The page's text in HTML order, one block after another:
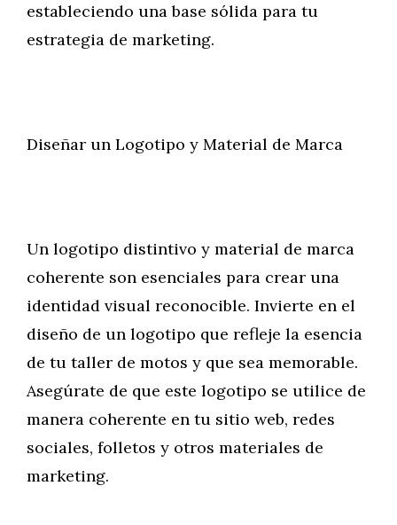
estableciendo una base sólida para tu
estrategia de marketing.
Diseñar un Logotipo y Material de Marca
Un logotipo distintivo y material de marca
coherente son esenciales para crear una
identidad visual reconocible. Invierte en el
diseño de un logotipo que refleje la esencia
de tu taller de motos y que sea memorable.
Asegúrate de que este logotipo se utilice de
manera coherente en tu sitio web, redes
sociales, folletos y otros materiales de
marketing.